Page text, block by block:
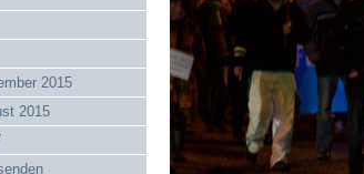
2015
2015